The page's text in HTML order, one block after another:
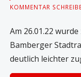
KOMMENTAR
Am 26.01.22
Bamberger
deutlich leichter